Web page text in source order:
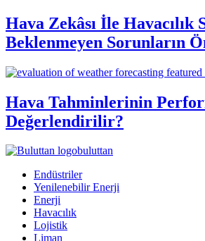
Hava Zekâsı İle Havacılık
Beklenmeyen Sorunların
Hava Tahminlerinin
Değerlendirilir?
buluttan
Endüstriler
Yenilenebilir Enerji
Enerji
Havacılık
Lojistik
Liman